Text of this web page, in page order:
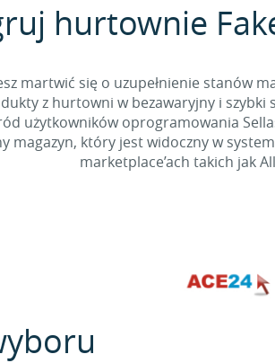
hurtownie
martwić się o uzupełnienie stanów
z hurtowni w bezawaryjny i
użytkowników oprogramowania
magazyn, który jest widoczny w
marketplace’ach takich jak